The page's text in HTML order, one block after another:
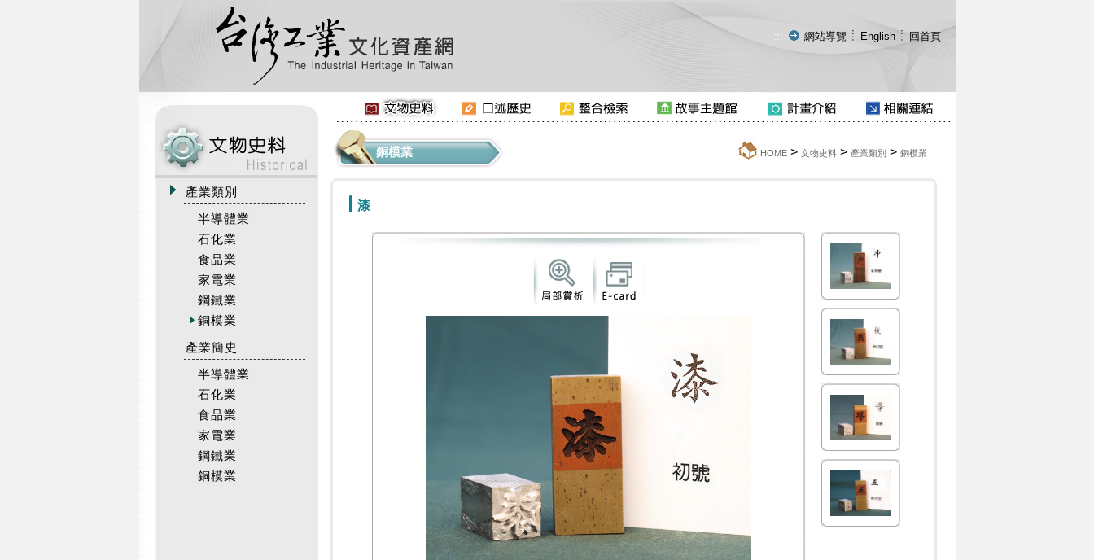
::: 網站導覽 English 回首頁
:::
產業類別
半導體業
石化業
食品業
家電業
鋼鐵業
銅模業
產業簡史
半導體業
石化業
食品業
家電業
鋼鐵業
銅模業
銅模業 HOME> 文物史料> 產業類別 > 銅模業
漆